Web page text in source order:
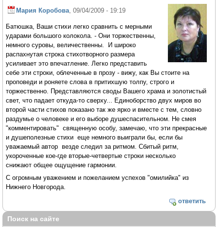
Мария Коробова , 09/04/2009 - 19:19
Батюшка, Ваши стихи легко сравнить с мерными
ударами большого колокола. - Они торжественны,
немного суровы, величественны. И широко
распахнутая строка стихотворного размера
усиливает это впечатление. Легко представить
себе эти строки, облеченные в прозу - вижу, как Вы стоите на
проповеди и роняете слова в притихшую толпу, строго и
торжественно. Представляются своды Вашего храма и золотистый
свет, что падает откуда-то сверху... Единоборство двух миров во
второй части стихов показано так же ярко и вместе с тем, словно
раздумье о человеке и его выборе душеспасительном. Не смея
"комментировать" священную особу, замечаю, что эти прекрасные
и душеполезные стихи еще немного выиграли бы, если бы
уважаемый автор везде следил за ритмом. Сбитый ритм,
укороченные кое-где вторые-четвертые строки несколько
снижают общее ощущение гармонии.
С огромным уважением и пожеланием успехов "омилийка" из
Нижнего Новгорода.
ответить
Поиск на сайте